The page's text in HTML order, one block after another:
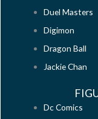
Duel Masters
Digimon
Dragon Ball
Jackie Chan
Dc Comics